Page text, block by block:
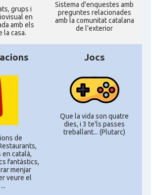
grups i
en
amb els
la casa.
Sistema d'enquestes amb
preguntes relacionades
amb la comunitat catalana
de l'exterior
de
en català,
fantàstics,
menjar
veure el
Jocs
Que la vida son quatre
dies, i 3 te'ls passes
treballant... (Plutarc)